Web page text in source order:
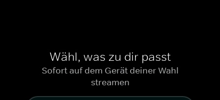
Von Andy Muschietti, Barbara Muschietti und Jason
Wähl, was zu dir passt
Sofort auf dem Gerät deiner Wahl
streamen